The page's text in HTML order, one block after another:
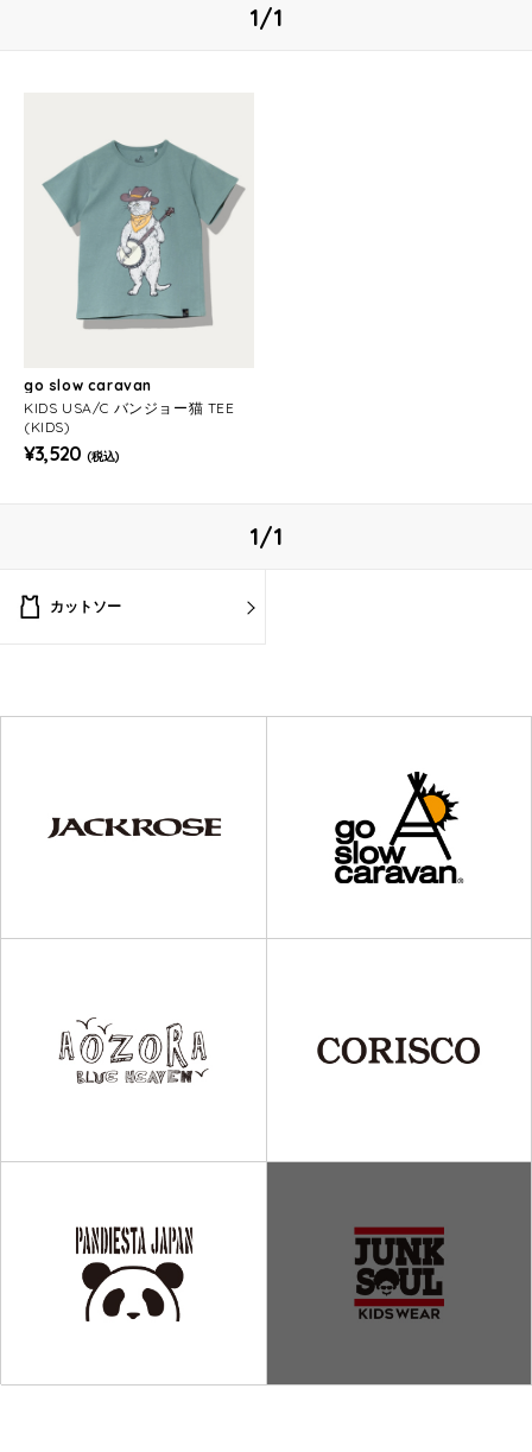
1/1
go slow caravan
KIDS USA/C バンジョー猫 TEE
(KIDS)
¥3,520 (税込)
1/1
カットソー